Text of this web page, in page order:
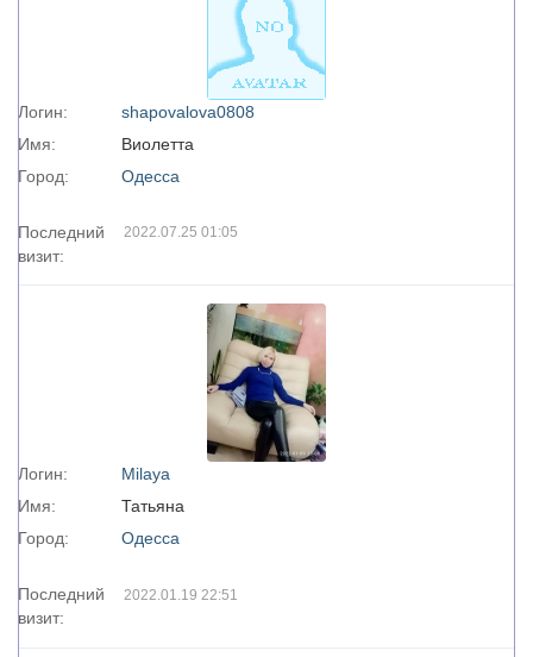
Логин:
shapovalova0808
Имя:
Виолетта
Город:
Одесса
Последний
визит:
2022.07.25 01:05
Логин:
Milaya
Имя:
Татьяна
Город:
Одесса
Последний
визит:
2022.01.19 22:51